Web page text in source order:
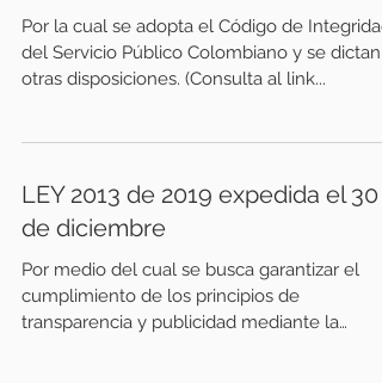
Por la cual se adopta el Código de Integridad
del Servicio Público Colombiano y se dictan
otras disposiciones. (Consulta al link...
LEY 2013 de 2019 expedida el 30
de diciembre
Por medio del cual se busca garantizar el
cumplimiento de los principios de
transparencia y publicidad mediante la